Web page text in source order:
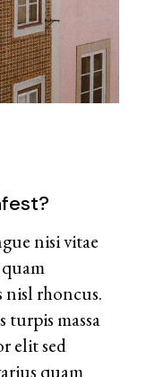
nisi vitae
nisl rhoncus.
turpis massa
elit sed
quam